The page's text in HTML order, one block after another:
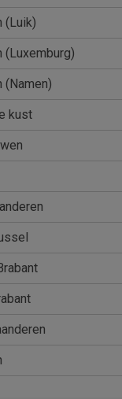
(Luik)
(Luxemburg)
(Namen)
kust